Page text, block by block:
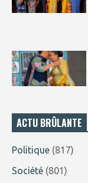
ACTU BRÛLANTE
Politique (817)
Société (801)